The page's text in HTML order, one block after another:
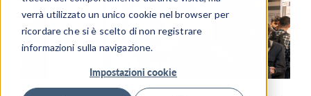
verrà utilizzato un unico cookie nel browser per
ricordare che si è scelto di non registrare
informazioni sulla navigazione.
Impostazioni cookie